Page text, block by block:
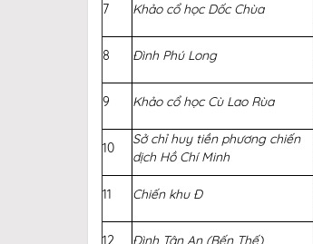
7 Khảo cổ học Dốc Chùa
8 Đình Phú Long
9 Khảo cổ học Cù Lao Rùa
10
Sở chỉ huy tiền phương chiến
dịch Hồ Chí Minh
11 Chiến khu Đ
12 Đình Tân An (Bến Thế)